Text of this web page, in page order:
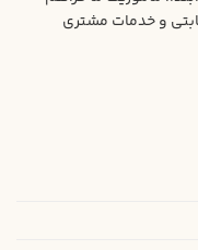
و خدمات مشتری